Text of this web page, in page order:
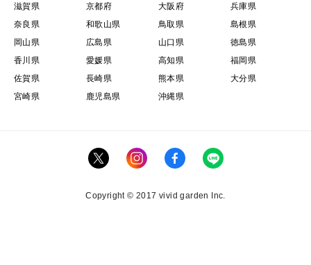
＊午前中～16時配達不可地域
・四国地方 ： 徳島、香川、愛媛、高知
滋賀県
京都府 大阪府
兵庫県
奈良県
和歌山県 鳥取県
島根県
岡山県
広島県 山口県
徳島県
香川県
愛媛県 高知県
福岡県
佐賀県
長崎県 熊本県
大分県
宮崎県
鹿児島県 沖縄県
Copyright © 2017 vivid garden Inc.